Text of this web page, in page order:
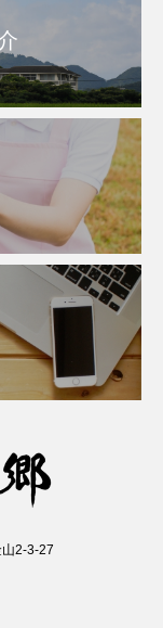
2-3-27